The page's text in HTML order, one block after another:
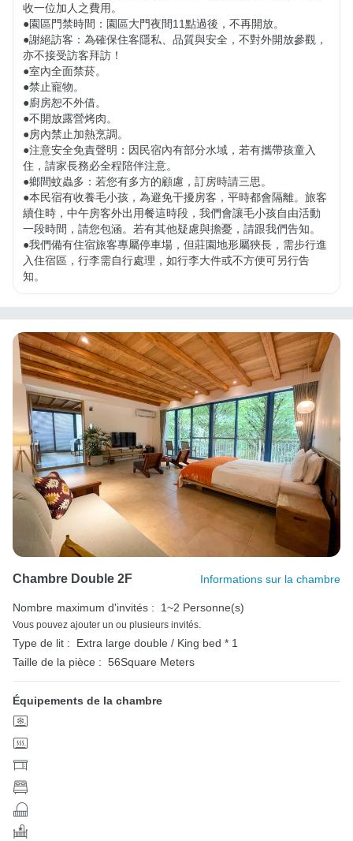
收一位加人之費用。
●園區門禁時間：園區大門夜間11點過後，不再開放。
●謝絕訪客：為確保住客隱私、品質與安全，不對外開放參觀，
亦不接受訪客拜訪！
●室內全面禁菸。
●禁止寵物。
●廚房恕不外借。
●不開放露營烤肉。
●房內禁止加熱烹調。
●注意安全免責聲明：因民宿內有部分水域，若有攜帶孩童入
住，請家長務必全程陪伴注意。
●鄉間蚊蟲多：若您有多方的顧慮，訂房時請三思。
●本民宿有收養毛小孩，為避免干擾房客，平時都會隔離。旅客
續住時，中午房客外出用餐這時段，我們會讓毛小孩自由活動
一段時間，請您包涵。若有其他疑慮與擔憂，請跟我們告知。
●我們備有住宿旅客專屬停車場，但莊園地形屬狹長，需步行進
入住宿區，行李需自行處理，如行李大件或不方便可另行告
知。
Chambre Double 2F Informations sur la chambre
Nombre maximum d'invités : 1~2 Personne(s)
Vous pouvez ajouter un ou plusieurs invités.
Type de lit :
Extra large double / King bed * 1
Taille de la pièce : 56Square Meters
Équipements de la chambre